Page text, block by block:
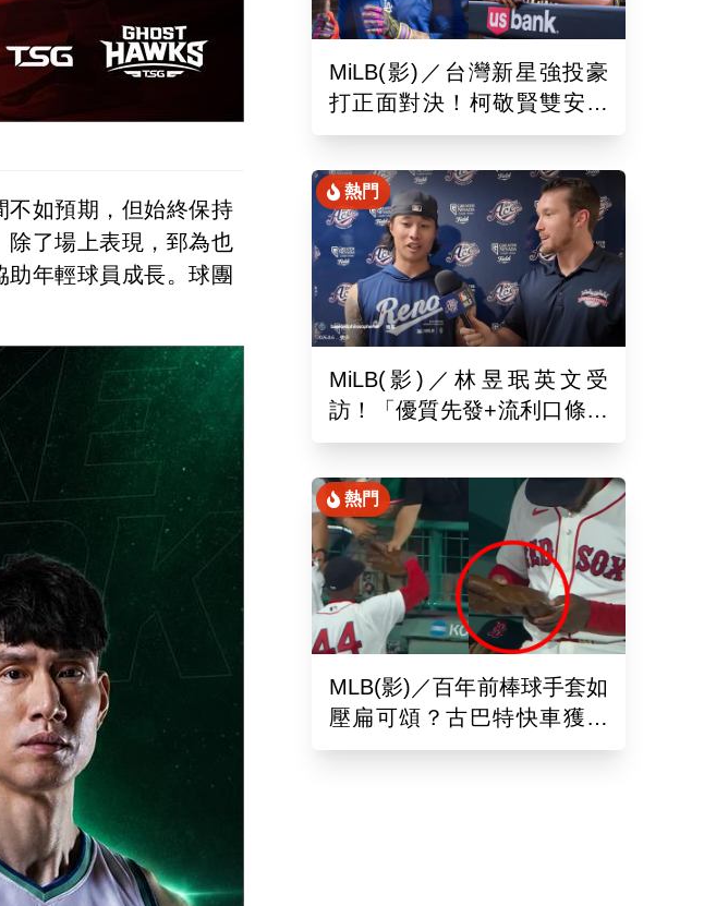
不如預期，但始終保持
除了場上表現，郅為也
年輕球員成長。球團
MiLB(影)／台灣新星強投豪
打正面對決！柯敬賢雙安狙
擊蘇嵐鴻
熱門
MiLB(影)／林昱珉英文受
訪！「優質先發+流利口條」
被讚爆 網：有Ray的感覺
熱門
MLB(影)／百年前棒球手套如
壓扁可頌？古巴特快車獲得
「極罕見古董」樂到爆